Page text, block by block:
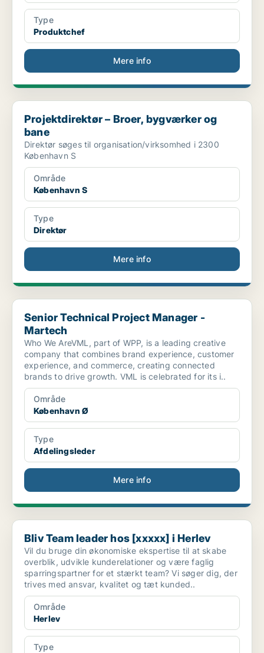
Type
Produktchef
Mere info
Projektdirektør – Broer, bygværker og bane
Projektdirektør – Broer, bygværker og
bane
Direktør søges til organisation/virksomhed i 2300
København S
Område
København S
Type
Direktør
Mere info
Senior Technical Project Manager - Martech
Senior Technical Project Manager -
Martech
Who We AreVML, part of WPP, is a leading creative
company that combines brand experience, customer
experience, and commerce, creating connected
brands to drive growth. VML is celebrated for its i..
Område
København Ø
Type
Afdelingsleder
Mere info
Bliv Team leader hos [xxxxx] i Herlev
Bliv Team leader hos [xxxxx] i Herlev
Vil du bruge din økonomiske ekspertise til at skabe
overblik, udvikle kunderelationer og være faglig
sparringspartner for et stærkt team? Vi søger dig, der
trives med ansvar, kvalitet og tæt kunded..
Område
Herlev
Type